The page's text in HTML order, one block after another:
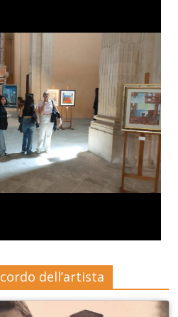
dell’artista